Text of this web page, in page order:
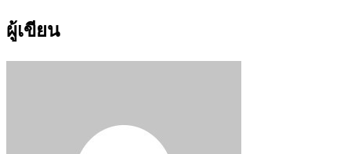
ผู้เขียน